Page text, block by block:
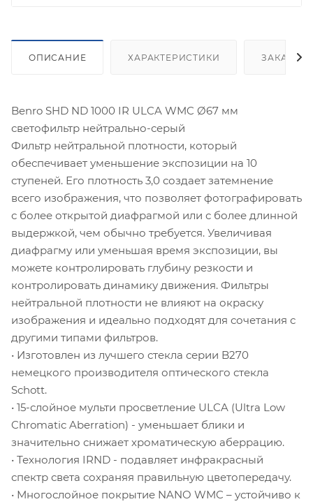
ОПИСАНИЕ ХАРАКТЕРИСТИКИ
Benro SHD ND 1000 IR ULCA WMC Ø67 мм
светофильтр нейтрально-серый
Фильтр нейтральной плотности, который
обеспечивает уменьшение экспозиции на 10
ступеней. Его плотность 3,0 создает затемнение
всего изображения, что позволяет фотографировать
с более открытой диафрагмой или с более длинной
выдержкой, чем обычно требуется. Увеличивая
диафрагму или уменьшая время экспозиции, вы
можете контролировать глубину резкости и
контролировать динамику движения. Фильтры
нейтральной плотности не влияют на окраску
изображения и идеально подходят для сочетания с
другими типами фильтров.
• Изготовлен из лучшего стекла серии B270
немецкого производителя оптического стекла
Schott.
• 15-слойное мульти просветление ULCA (Ultra Low
Chromatic Aberration) - уменьшает блики и
значительно снижает хроматическую аберрацию.
• Технология IRND - подавляет инфракрасный
спектр света сохраняя правильную цветопередачу.
• Многослойное покрытие NANO WMC – устойчиво к